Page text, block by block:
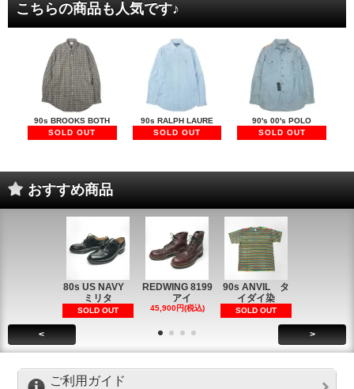
こちらの商品も人気です♪
90s BROOKS BOTH
SOLD OUT
90s RALPH LAURE
SOLD OUT
90's 00's POLO
SOLD OUT
おすすめ商品
80s US NAVY
ミリタ
SOLD OUT
REDWING 8199
アイ
45,900円(税込)
90s ANVIL タ
イダイ染
SOLD OUT
< >
ご利用ガイド